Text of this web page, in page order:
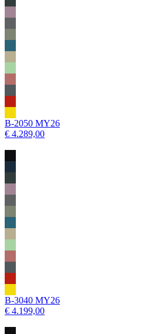
B-2050 MY26
€ 4.289,00
B-3040 MY26
€ 4.199,00